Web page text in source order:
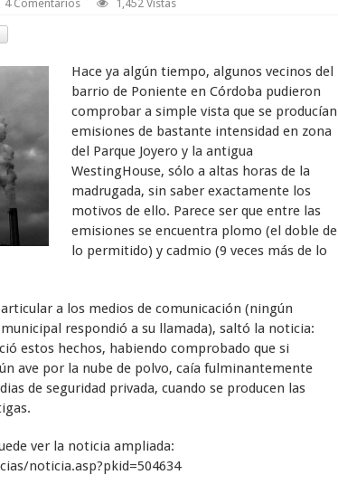
4 Comentarios 1,452 Vistas
Hace ya algún tiempo, algunos vecinos del
barrio de Poniente en Córdoba pudieron
comprobar a simple vista que se producían
emisiones de bastante intensidad en zona
del Parque Joyero y la antigua
WestingHouse, sólo a altas horas de la
madrugada, sin saber exactamente los
motivos de ello. Parece ser que entre las
emisiones se encuentra plomo (el doble de
lo permitido) y cadmio (9 veces más de lo
a los medios de comunicación (ningún
respondió a su llamada), saltó la noticia:
estos hechos, habiendo comprobado que si
ave por la nube de polvo, caía fulminantemente
de seguridad privada, cuando se producen las
ver la noticia ampliada:
noticia.asp?pkid=504634